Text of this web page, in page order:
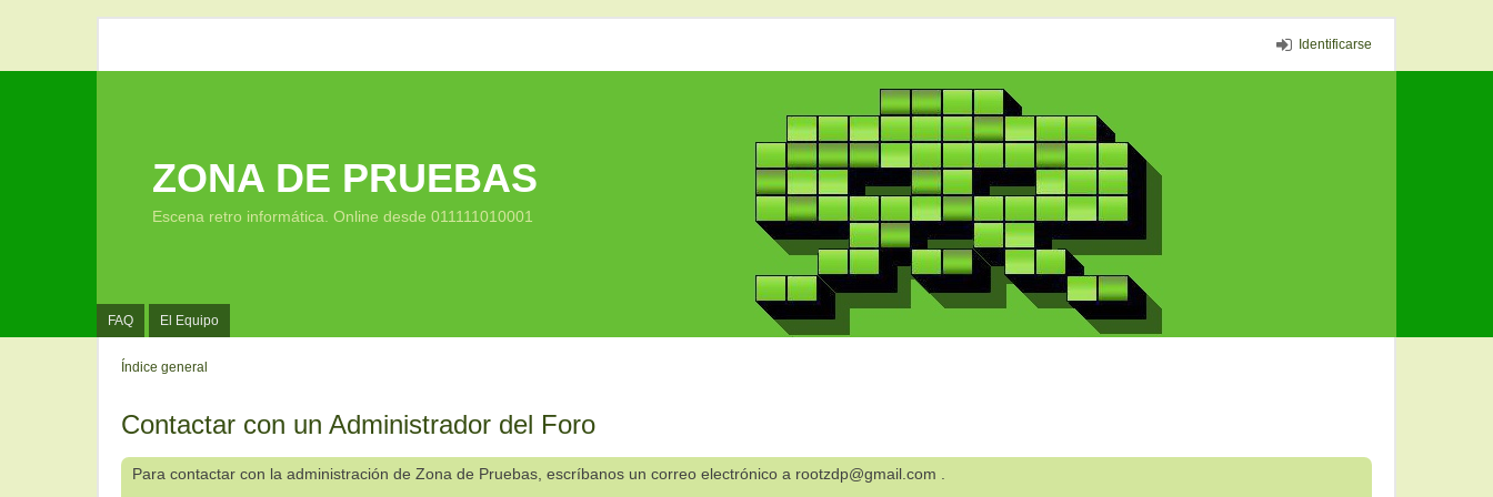
Identificarse
FAQ El Equipo
ZONA DE PRUEBAS
Escena retro informática. Online desde 011111010001
Índice general
Contactar con un Administrador del Foro
Para contactar con la administración de Zona de Pruebas, escríbanos un correo electrónico a rootzdp@gmail.com .